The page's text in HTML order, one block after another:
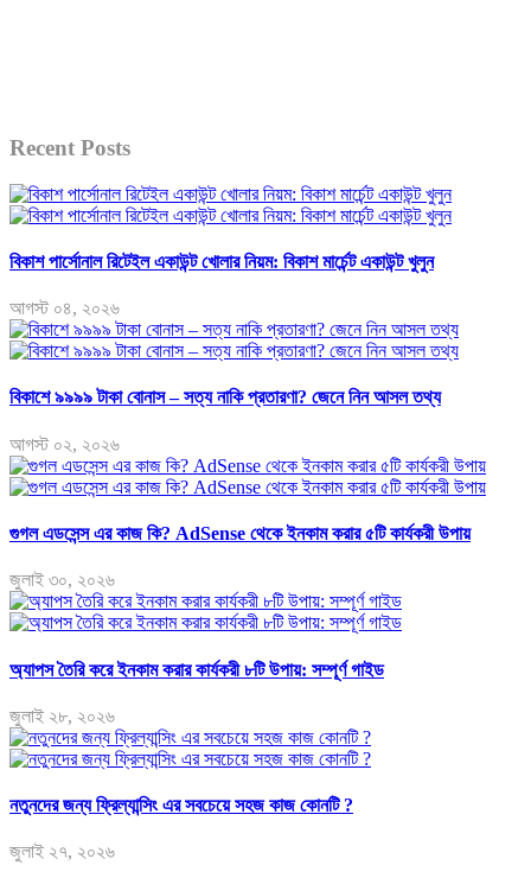
Recent Posts
বিকাশ পার্সোনাল রিটেইল একাউন্ট খোলার নিয়ম: বিকাশ মার্চেন্ট একাউন্ট খুলুন
আগস্ট ০৪, ২০২৬
বিকাশে ৯৯৯৯ টাকা বোনাস – সত্য নাকি প্রতারণা? জেনে নিন আসল তথ্য
আগস্ট ০২, ২০২৬
গুগল এডসেন্স এর কাজ কি? AdSense থেকে ইনকাম করার ৫টি কার্যকরী উপায়
জুলাই ৩০, ২০২৬
অ্যাপস তৈরি করে ইনকাম করার কার্যকরী ৮টি উপায়: সম্পূর্ণ গাইড
জুলাই ২৮, ২০২৬
নতুনদের জন্য ফ্রিল্যান্সিং এর সবচেয়ে সহজ কাজ কোনটি ?
জুলাই ২৭, ২০২৬